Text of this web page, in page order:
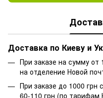
Доставка по Киеву и
При заказе на сумму от
на отделение Новой
При заказе до 1000 грн
60-110 грн (по тарифам